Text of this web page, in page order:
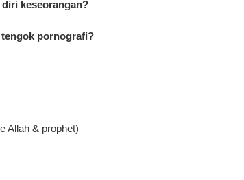
diri keseorangan?
tengok pornografi?
Allah & prophet)